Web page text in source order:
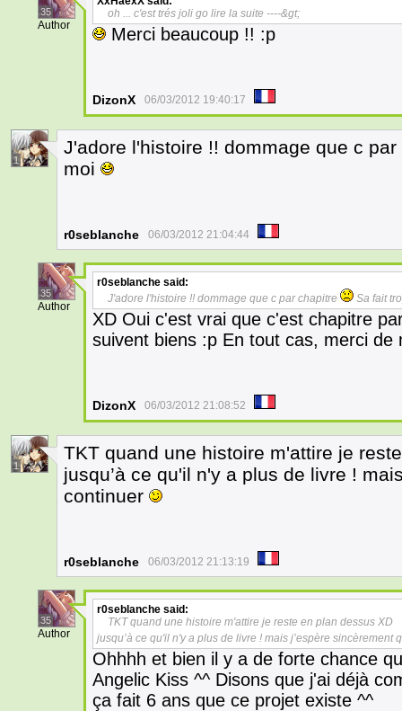
35
Author
oh ... c'est trés joli go lire la suite ----&gt;
Merci beaucoup !! :p
DizonX 06/03/2012 19:40:17
1
J'adore l'histoire !! dommage que c
moi
r0seblanche 06/03/2012 21:04:44
35
Author
r0seblanche said:
J'adore l'histoire !! dommage que c par chapitre
Sa fait
XD Oui c'est vrai que c'est chapitre
suivent biens :p En tout cas, merci
DizonX 06/03/2012 21:08:52
1
TKT quand une histoire m'attire je
jusqu’à ce qu'il n'y a plus de livre !
continuer
r0seblanche 06/03/2012 21:13:19
35
Author
r0seblanche said:
TKT quand une histoire m'attire je reste en plan dessus XD
jusqu’à ce qu'il n'y a plus de livre ! mais j’espère sincèrement
Ohhhh et bien il y a de forte chance
Angelic Kiss ^^ Disons que j'ai déjà
ça fait 6 ans que ce projet existe ^^